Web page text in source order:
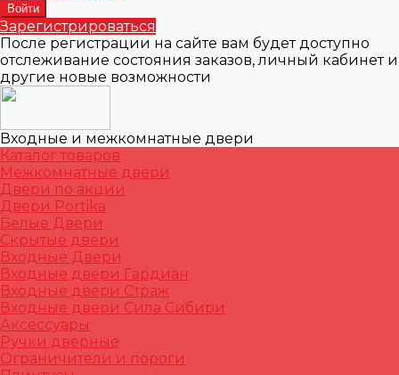
Зарегистрироваться
После регистрации на сайте вам будет доступно
отслеживание состояния заказов, личный кабинет и
другие новые возможности
Входные и межкомнатные двери
Каталог товаров
Межкомнатные двери
Двери по акции
Двери Portika
Белые Двери
Скрытые двери
Входные Двери
Входные двери Гардиан
Входные двери Страж
Входные двери Сила Сибири
Аксессуары
Ручки дверные
Ограничители и пороги